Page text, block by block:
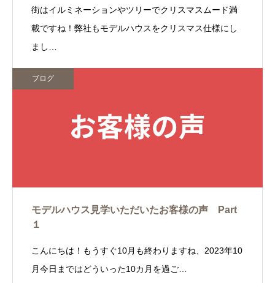
街はイルミネーションやツリーでクリスマスムード満
載ですね！弊社もモデルハウスをクリスマス仕様にし
まし…
ブログ
モデルハウス見学いただいたお客様の声 Part
１
こんにちは！もうすぐ10月も終わりますね、2023年10
月今日まではどういった10カ月を過ご…